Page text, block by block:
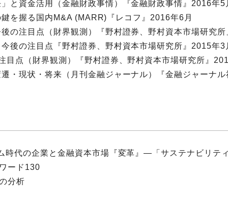
と資金活用（金融財政事情）『金融財政事情』2016年5
を握る国内M&A (MARR)『レコフ』2016年6月
の注目点（財界観測）『野村證券、野村資本市場研究
後の注目点『野村證券、野村資本市場研究所』2015年3
目点（財界観測）『野村證券、野村資本市場研究所』
・現状・将来（月刊金融ジャーナル）『金融ジャーナ
時代の企業と金融資本市場『変革』―「サステナビリテ
ード130
分析